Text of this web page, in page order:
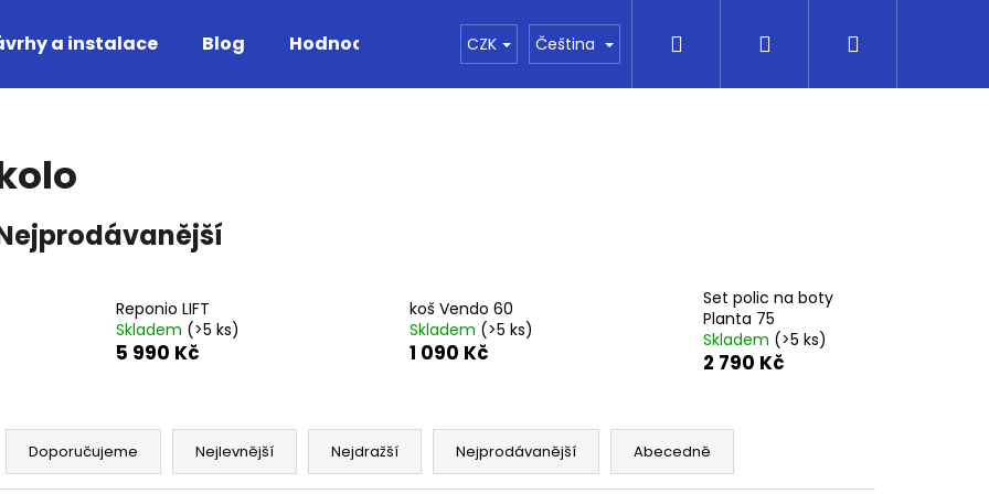
a instalace Blog Hodnocení obchodu Kontakty Vše o nákupu Financování
CZK Čeština Přihlášení
Reponio LIFT
Skladem (>5 ks)
5 990 Kč
koš Vendo 60
Skladem (>5 ks)
1 090 Kč
Set polic na boty
Planta 75
Skladem (>5 ks)
2 790 Kč
Ř
Doporučujeme Nejlevnější Nejdražší Nejprodávanější Abecedně
Doporučujeme